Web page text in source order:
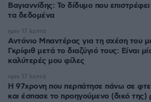
Βαγιαννίδης: Το δίδυμο που
τα δεδομένα
Αντόνιο Μπαντέρας για τη σχέση του
Γκρίφιθ μετά το διαζύγιό τους: Είναι
καλύτερές μου φίλες
πριν 17 λεπτά
Η 97χρονη που περπάτησε πάνω σε
και έσπασε το προηγούμενο (δικό της)
πριν 17 λεπτά